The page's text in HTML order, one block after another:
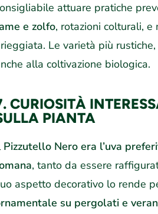
attuare pratiche
e zolfo, rotazioni colturali, e
Le varietà più
alla coltivazione biologica.
CURIOSITÀ
PIANTA
Pizzutello Nero era l’uva
, tanto da essere
aspetto decorativo lo rende
su pergolati e